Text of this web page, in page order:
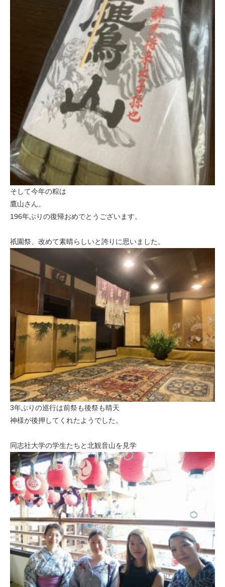
そして今年の粽は
鷹山さん。
196年ぶりの復帰おめでとうございます。
祇園祭、改めて素晴らしいと誇りに思いました。
3年ぶりの巡行は前祭も後祭も晴天
神様が後押してくれたようでした。
同志社大学の学生たちと北観音山を見学